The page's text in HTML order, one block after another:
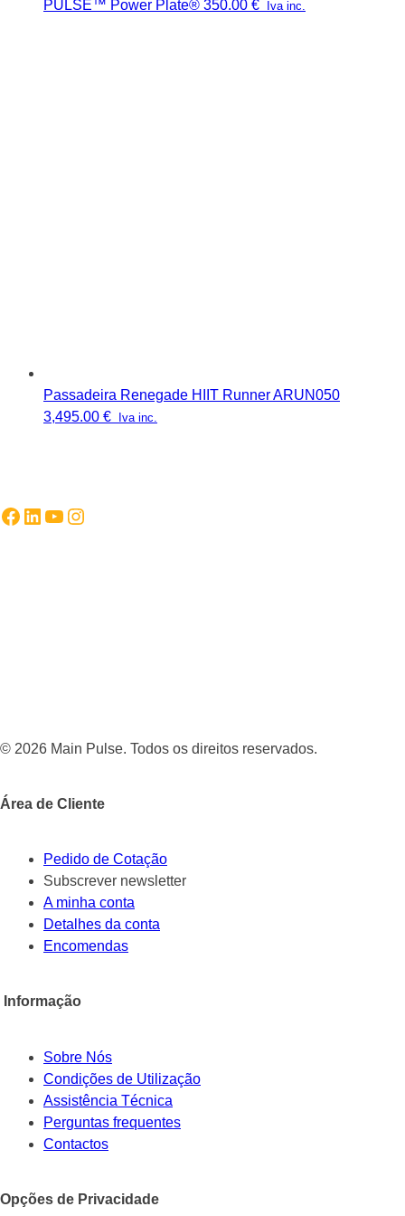
PULSE™ Power Plate® 350.00 € Iva inc.
Passadeira Renegade HIIT Runner ARUN050
3,495.00 € Iva inc.
Facebook
LinkedIn
YouTube
Instagram
© 2026 Main Pulse. Todos os direitos reservados.
Área de Cliente
Pedido de Cotação
Subscrever newsletter
A minha conta
Detalhes da conta
Encomendas
Informação
Sobre Nós
Condições de Utilização
Assistência Técnica
Perguntas frequentes
Contactos
Opções de Privacidade